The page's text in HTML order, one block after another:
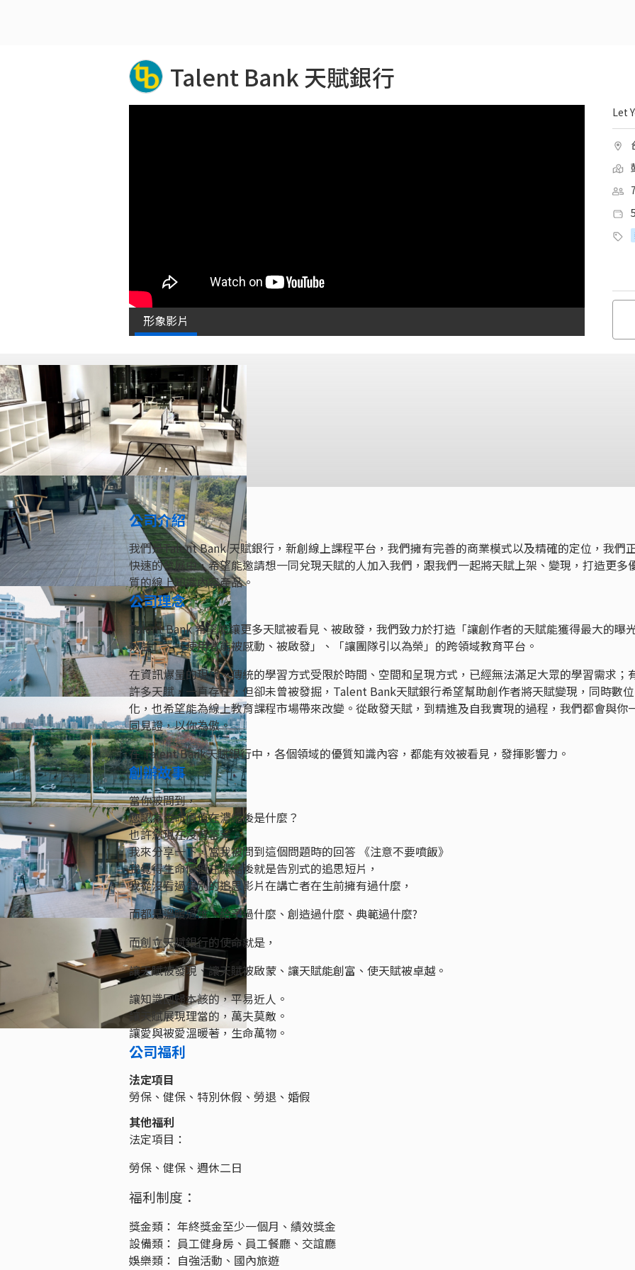
Talent Bank 天賦銀行
形象影片
Let
公司介紹
我們是Talent Bank 天賦銀行，新創線上課程平台，我們擁有完善的商業模式以及精確的定位，我們
快速的發展中，希望能邀請想一同兌現天賦的人加入我們，跟我們一起將天賦上架、變現，打造更多
質的線上知識內容產品。
公司理念
Talent Bank 希望能讓更多天賦被看見、被啟發，我們致力於打造「讓創作者的天賦能獲得最大的曝
效益」、「使用者能被感動、被啟發」、「讓團隊引以為榮」的跨領域教育平台。
在資訊爆量的現代，傳統的學習方式受限於時間、空間和呈現方式，已經無法滿足大眾的學習需求；
許多天賦，一直存在，但卻未曾被發掘，Talent Bank天賦銀行希望幫助創作者將天賦變現，同時數位
化，也希望能為線上教育課程市場帶來改變。從啟發天賦，到精進及自我實現的過程，我們都會與你
同見證，以你為傲。
在 Talent Bank天賦銀行中，各個領域的優質知識內容，都能有效被看見，發揮影響力。
創辦故事
當你被問到，
您認為生命價值在濃縮後是什麼？
也許您現在沒有答案。
我來分享一下，當我被問到這個問題時的回答 《注意不要噴飯》
我覺得生命價值在濃縮後就是告別式的追思短片，
我從沒看過告別的追思影片在講亡者在生前擁有過什麼，
而都是溫暖過誰、給予過什麼、創造過什麼、典範過什麼?
而創立天賦銀行的使命就是，
讓天賦被發現、讓天賦被啟蒙、讓天賦能創富、使天賦被卓越。
讓知識回歸本該的，平易近人。
讓天賦展現理當的，萬夫莫敵。
讓愛與被愛溫暖著，生命萬物。
公司福利
法定項目
勞保、健保、特別休假、勞退、婚假
其他福利
法定項目：
勞保、健保、週休二日
福利制度：
獎金類： 年終獎金至少一個月、績效獎金
設備類： 員工健身房、員工餐廳、交誼廳
娛樂類： 自強活動、國內旅遊